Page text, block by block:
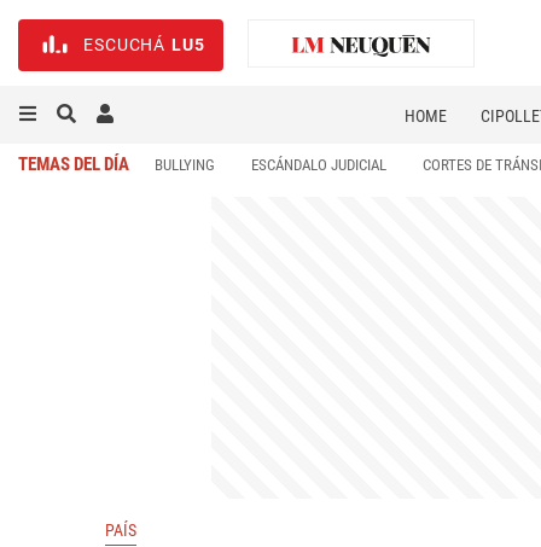
ESCUCHÁ LU5
HOME
TEMAS DEL DÍA BULLYING ESCÁNDALO JUDICIAL CORTES DE
PAÍS